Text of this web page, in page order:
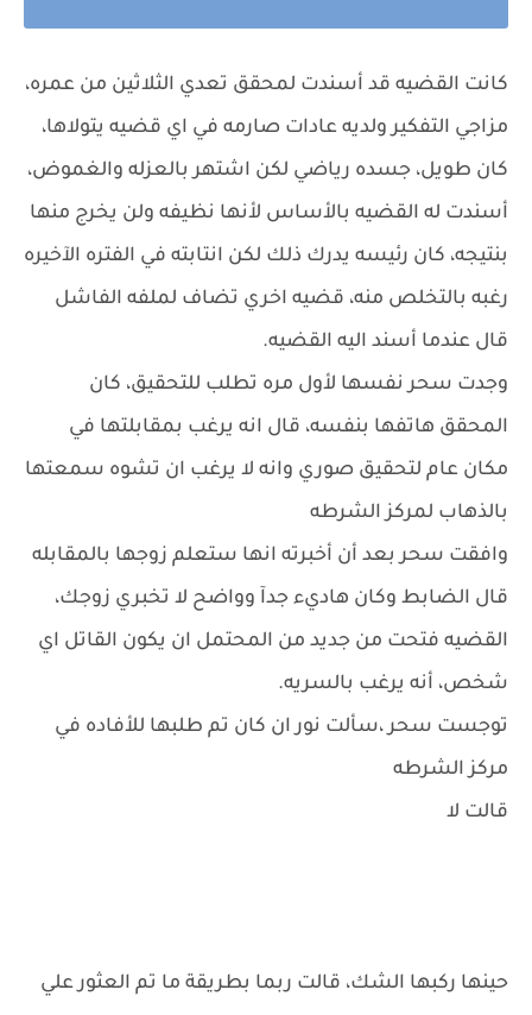
كانت القضيه قد أسندت لمحقق تعدي الثلاثين من عمره،
مزاجي التفكير ولديه عادات صارمه في اي قضيه يتولاها،
كان طويل، جسده رياضي لكن اشتهر بالعزله والغموض،
أسندت له القضيه بالأساس لأنها نظيفه ولن يخرج منها
بنتيجه، كان رئيسه يدرك ذلك لكن انتابته في الفتره الآخيره
رغبه بالتخلص منه، قضيه اخري تضاف لملفه الفاشل
قال عندما أسند اليه القضيه.
وجدت سحر نفسها لأول مره تطلب للتحقيق، كان
المحقق هاتفها بنفسه، قال انه يرغب بمقابلتها في
مكان عام لتحقيق صوري وانه لا يرغب ان تشوه سمعتها
بالذهاب لمركز الشرطه
وافقت سحر بعد أن أخبرته انها ستعلم زوجها بالمقابله
قال الضابط وكان هاديء جدآ وواضح لا تخبري زوجك،
القضيه فتحت من جديد من المحتمل ان يكون القاتل اي
شخص، أنه يرغب بالسريه.
توجست سحر ،سألت نور ان كان تم طلبها للأفاده في
مركز الشرطه
قالت لا
حينها ركبها الشك، قالت ربما بطريقة ما تم العثور علي